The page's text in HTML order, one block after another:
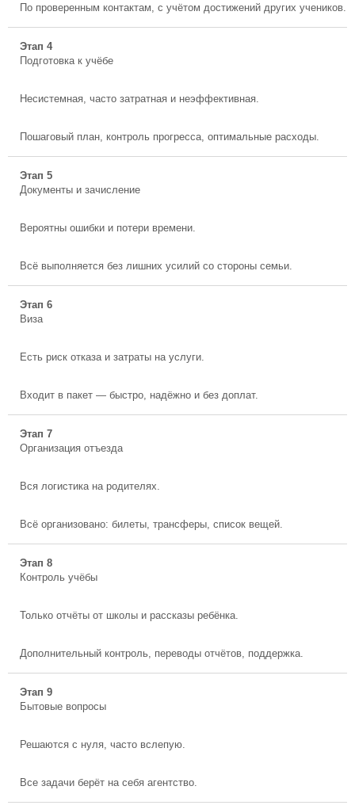
По проверенным контактам, с учётом достижений других учеников.
Этап 4
Подготовка к учёбе
Несистемная, часто затратная и неэффективная.
Пошаговый план, контроль прогресса, оптимальные расходы.
Этап 5
Документы и зачисление
Вероятны ошибки и потери времени.
Всё выполняется без лишних усилий со стороны семьи.
Этап 6
Виза
Есть риск отказа и затраты на услуги.
Входит в пакет — быстро, надёжно и без доплат.
Этап 7
Организация отъезда
Вся логистика на родителях.
Всё организовано: билеты, трансферы, список вещей.
Этап 8
Контроль учёбы
Только отчёты от школы и рассказы ребёнка.
Дополнительный контроль, переводы отчётов, поддержка.
Этап 9
Бытовые вопросы
Решаются с нуля, часто вслепую.
Все задачи берёт на себя агентство.